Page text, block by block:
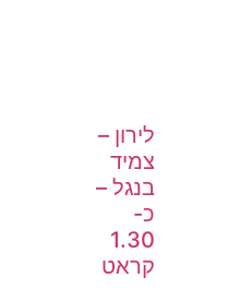
לירון –
צמיד
בנגל –
כ-
1.30
קראט